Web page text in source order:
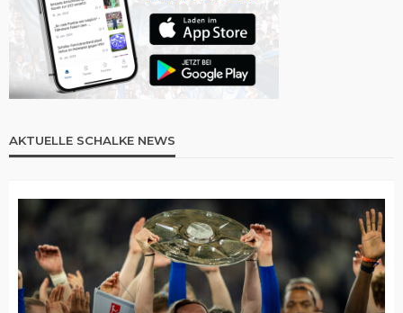
AKTUELLE SCHALKE NEWS